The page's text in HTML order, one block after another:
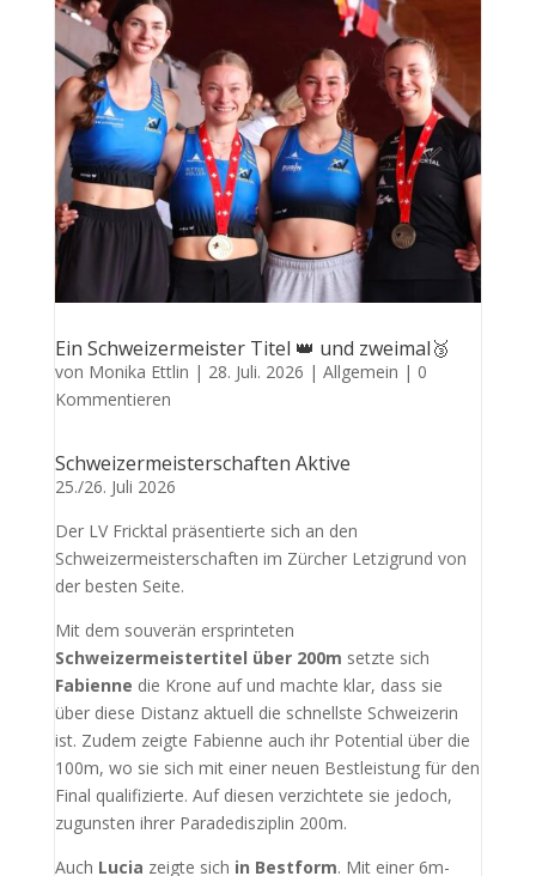
Ein Schweizermeister Titel 👑 und zweimal🥉
von Monika Ettlin | 28. Juli. 2026 | Allgemein | 0
Kommentieren
Schweizermeisterschaften Aktive
25./26. Juli 2026
Der LV Fricktal präsentierte sich an den
Schweizermeisterschaften im Zürcher Letzigrund von
der besten Seite.
Mit dem souverän ersprinteten
Schweizermeistertitel über 200m setzte sich
Fabienne die Krone auf und machte klar, dass sie
über diese Distanz aktuell die schnellste Schweizerin
ist. Zudem zeigte Fabienne auch ihr Potential über die
100m, wo sie sich mit einer neuen Bestleistung für den
Final qualifizierte. Auf diesen verzichtete sie jedoch,
zugunsten ihrer Paradedisziplin 200m.
Auch Lucia zeigte sich in Bestform. Mit einer 6m-